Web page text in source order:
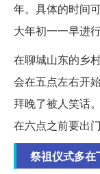
年。具体的时间
大年初一一早进行
在聊城山东的乡
会在五点左右开
拜晚了被人笑话
在六点之前要出门
祭祖仪式多在